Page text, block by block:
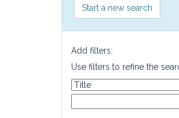
Start a new search
Add filters:
Use filters to refine the